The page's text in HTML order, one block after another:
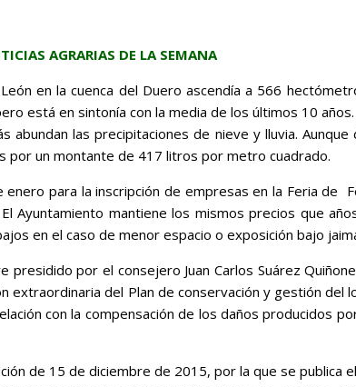
AGRARIAS DE LA SEMANA
en la cuenca del Duero ascendía a 566
está en sintonía con la media de los últimos 10
las precipitaciones de nieve y lluvia.
por un montante de 417 litros por metro cuadrado.
para la inscripción de empresas en la Feria de
mantiene los mismos precios que
en el caso de menor espacio o exposición bajo
presidido por el consejero Juan Carlos Suárez
del Plan de conservación y gestión del
con la compensación de los daños producidos
de 15 de diciembre de 2015, por la que se publica